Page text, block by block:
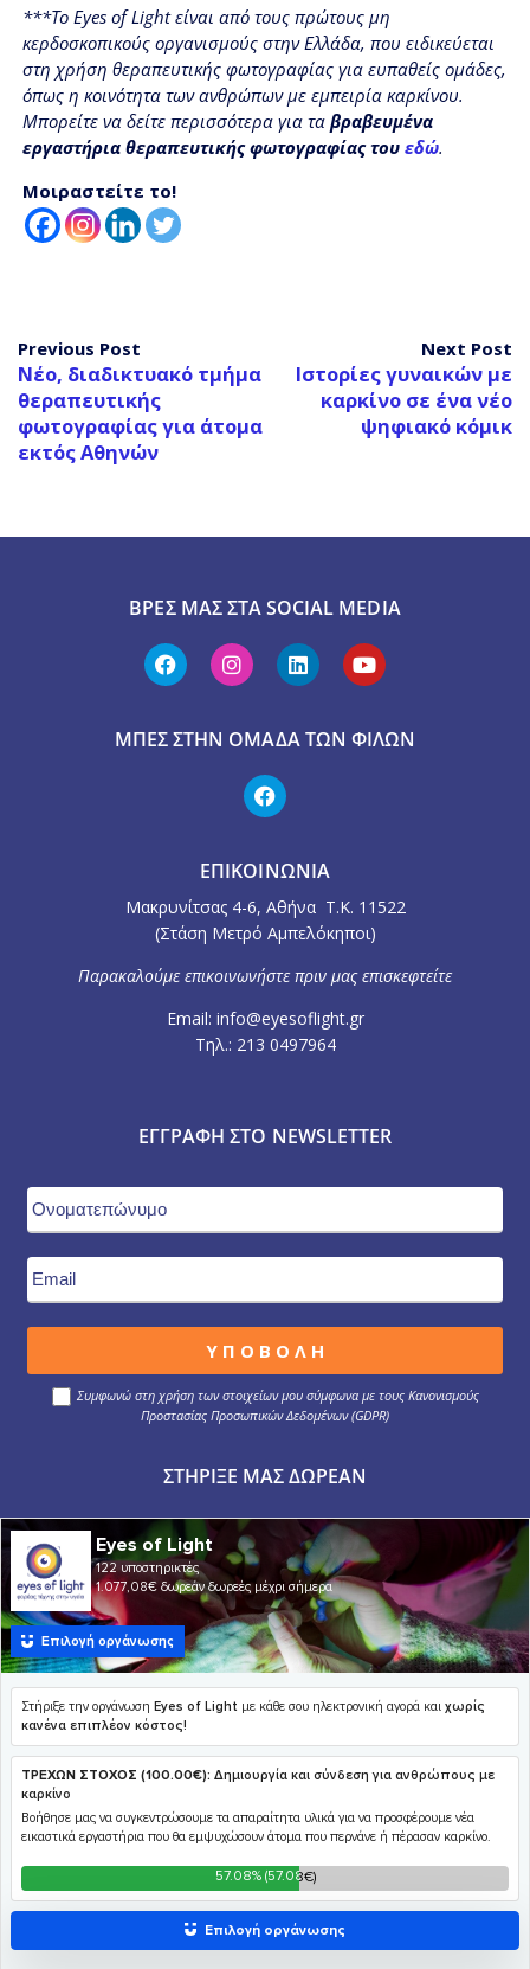
***Το Eyes of Light είναι από τους πρώτους μη
κερδοσκοπικούς οργανισμούς στην Ελλάδα, που ειδικεύεται
στη χρήση θεραπευτικής φωτογραφίας για ευπαθείς ομάδες,
όπως η κοινότητα των ανθρώπων με εμπειρία καρκίνου.
Μπορείτε να δείτε περισσότερα για ταβραβευμένα
εργαστήρια θεραπευτικής φωτογραφίας τουεδώ.
Μοιραστείτε το!
Previous Post
Νέο, διαδικτυακό τμήμα
θεραπευτικής
φωτογραφίας για άτομα
εκτός Αθηνών
Next Post
Ιστορίες γυναικών με
καρκίνο σε ένα νέο
ψηφιακό κόμικ
ΒΡΕΣ ΜΑΣ ΣΤΑ SOCIAL MEDIA
ΜΠΕΣ ΣΤΗΝ ΟΜΆΔΑ ΤΩΝ ΦΊΛΩΝ
ΕΠΙΚΟΙΝΩΝΙΑ
Μακρυνίτσας 4-6, Αθήνα Τ.Κ. 11522
(Στάση Μετρό Αμπελόκηποι)
Παρακαλούμε επικοινωνήστε πριν μας επισκεφτείτε
Email: info@eyesoflight.gr
Τηλ.: 213 0497964
ΕΓΓΡΑΦΉ ΣΤΟ NEWSLETTER
Συμφωνώ στη χρήση των στοιχείων μου σύμφωνα με τους Κανονισμούς
Προστασίας Προσωπικών Δεδομένων (GDPR)
ΣΤΉΡΙΞΕ ΜΑΣ ΔΩΡΕΆΝ